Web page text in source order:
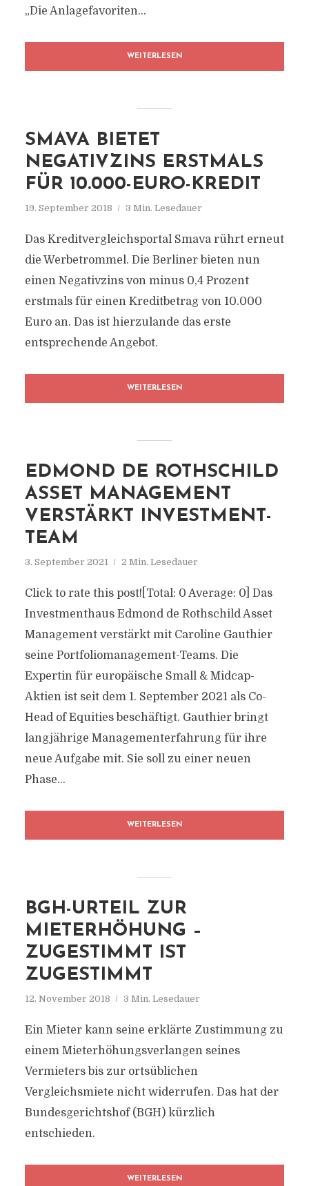
„Die Anlagefavoriten...
WEITERLESEN
SMAVA BIETET
NEGATIVZINS ERSTMALS
FÜR 10.000-EURO-KREDIT
19. September 2018 3 Min. Lesedauer
Das Kreditvergleichsportal Smava rührt erneut
die Werbetrommel. Die Berliner bieten nun
einen Negativzins von minus 0,4 Prozent
erstmals für einen Kreditbetrag von 10.000
Euro an. Das ist hierzulande das erste
entsprechende Angebot.
WEITERLESEN
EDMOND DE ROTHSCHILD
ASSET MANAGEMENT
VERSTÄRKT INVESTMENT-
TEAM
3. September 2021 2 Min. Lesedauer
Click to rate this post![Total: 0 Average: 0] Das
Investmenthaus Edmond de Rothschild Asset
Management verstärkt mit Caroline Gauthier
seine Portfoliomanagement-Teams. Die
Expertin für europäische Small & Midcap-
Aktien ist seit dem 1. September 2021 als Co-
Head of Equities beschäftigt. Gauthier bringt
langjährige Managementerfahrung für ihre
neue Aufgabe mit. Sie soll zu einer neuen
Phase...
WEITERLESEN
BGH-URTEIL ZUR
MIETERHÖHUNG –
ZUGESTIMMT IST
ZUGESTIMMT
12. November 2018 3 Min. Lesedauer
Ein Mieter kann seine erklärte Zustimmung zu
einem Mieterhöhungsverlangen seines
Vermieters bis zur ortsüblichen
Vergleichsmiete nicht widerrufen. Das hat der
Bundesgerichtshof (BGH) kürzlich
entschieden.
WEITERLESEN